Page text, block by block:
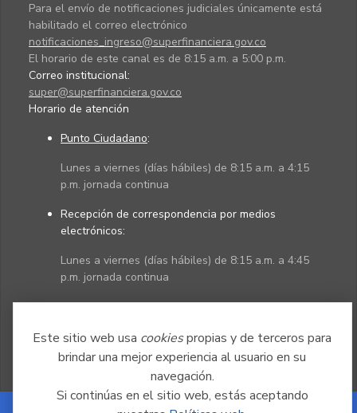
Este sitio web usa cookiespropias y de terceros para
brindar una mejor experiencia al usuario en su
navegación.
Si continúas en el sitio web, estás aceptando
Para el envío de notificaciones judiciales únicamente está
habilitado el correo electrónico
notificaciones_ingreso@superfinanciera.gov.co
El horario de este canal es de 8:15 a.m. a 5:00 p.m.
Correo institucional:
super@superfinanciera.gov.co
Horario de atención
Punto Ciudadano:
Lunes a viernes (días hábiles) de 8:15 a.m. a 4:15
p.m. jornada continua
Recepción de correspondencia por medios
electrónicos:
Lunes a viernes (días hábiles) de 8:15 a.m. a 4:45
p.m. jornada continua